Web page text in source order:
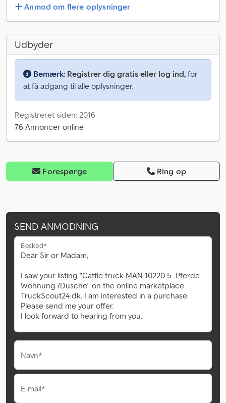
Anmod om flere oplysninger
Udbyder
Bemærk: Registrer dig gratis eller log ind, for
at få adgang til alle oplysninger.
Registreret siden: 2016
76 Annoncer online
Forespørge Ring op
SEND ANMODNING
Besked*
Navn*
E-mail*